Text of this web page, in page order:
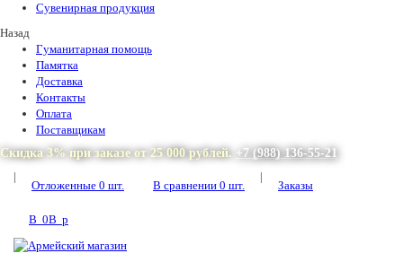
Сувенирная продукция
Назад
Гуманитарная помощь
Памятка
Доставка
Контакты
Оплата
Поставщикам
Скидка 3% при заказе от 25 000 рублей. +7 (988) 136-55-21
|
Отложенные 0 шт. В сравнении 0 шт.
|
Заказы
В 0В p